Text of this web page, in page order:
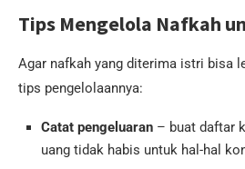
Tips Mengelola Nafkah
Agar nafkah yang diterima istri bisa
tips pengelolaannya:
Catat pengeluaran – buat daftar
uang tidak habis untuk hal-hal